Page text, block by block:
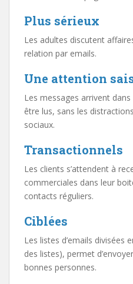
Plus sérieux
Les adultes discutent
relation par emails.
Une attention
Les messages arrivent
être lus, sans les
sociaux.
Transactionnels
Les clients s’attendent à
commerciales dans leur
contacts réguliers.
Ciblées
Les listes d’emails divisées
des listes), permet
bonnes personnes.